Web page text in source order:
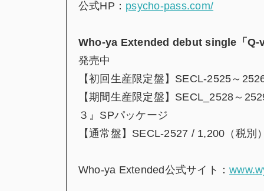
公式HP： psycho-pass.com/
Who-ya Extended debut single「Q-
発売中
【初回生産限定盤】SECL-2525～
【期間生産限定盤】SECL_2528～
３』SPパッケージ
【通常盤】SECL-2527 / 1,200（税別）
Who-ya Extended公式サイト：